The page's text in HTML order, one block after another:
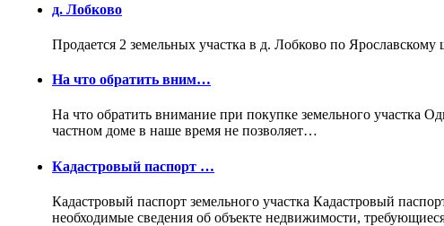
д. Лобково
Продается 2 земельных участка в д. Лобково по
На что обратить вним…
На что обратить внимание при покупке земельного участка
частном доме в наше время не позволяет…
Кадастровый паспорт …
Кадастровый паспорт земельного участка Кадастровый
необходимые сведения об объекте недвижимости,